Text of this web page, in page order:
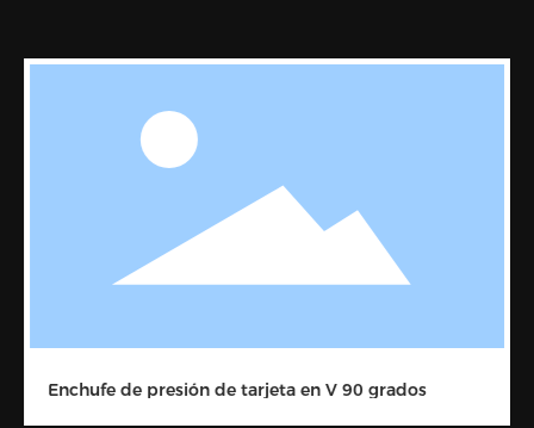
Enchufe de presión de tarjeta en V 90 grados